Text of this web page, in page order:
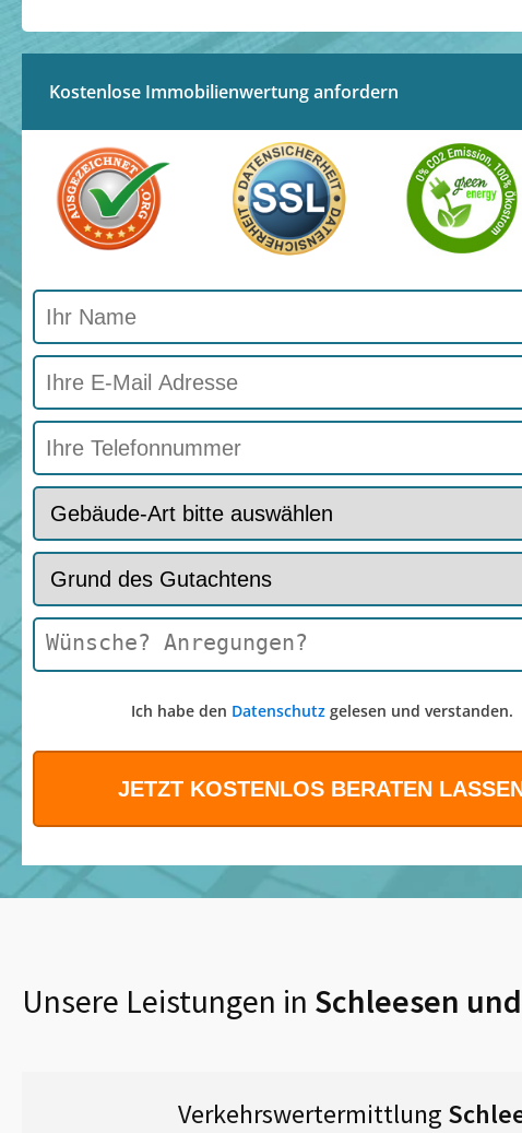
Kostenlose Immobilienwertung anfordern
Ich habe den Datenschutzgelesen und verstanden.
Unsere Leistungen in Schleesen
Verkehrswertermittlung